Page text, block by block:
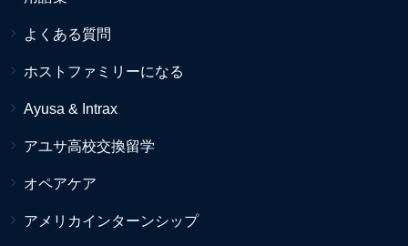
よくある質問
ホストファミリーになる
Ayusa & Intrax
アユサ高校交換留学
オペアケア
アメリカインターンシップ